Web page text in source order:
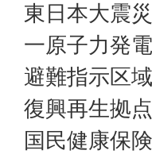
東日本大震
一原子力発
避難指示区
復興再生拠
国民健康保